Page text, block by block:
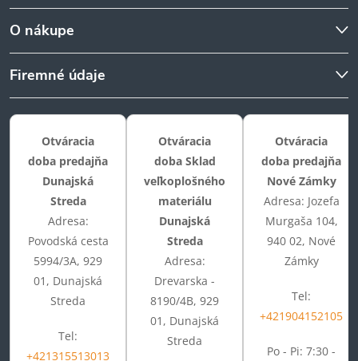
O nákupe
Firemné údaje
Otváracia
doba predajňa
Dunajská
Streda
Adresa:
Povodská cesta
5994/3A, 929
01, Dunajská
Streda
Tel:
+421315513013
Otváracia
doba Sklad
veľkoplošného
materiálu
Dunajská
Streda
Adresa:
Drevarska -
8190/4B, 929
01, Dunajská
Streda
Otváracia
doba predajňa
Nové Zámky
Adresa: Jozefa
Murgaša 104,
940 02, Nové
Zámky
Tel:
+421904152105
Po - Pi: 7:30 -